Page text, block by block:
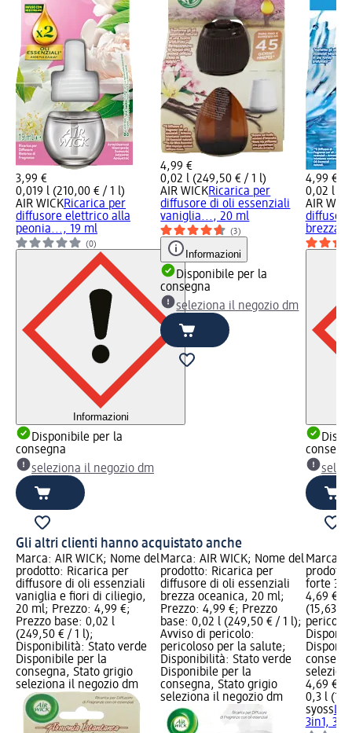
3,99 €
0,019 l (210,00 € / 1 l)
AIR WICKRicarica per
diffusore elettrico alla
peonia..., 19 ml
(0)
Informazioni
Disponibile per la
consegna
seleziona il negozio dm
4,99 €
0,02 l (249,50 € / 1 l)
AIR WICKRicarica per
diffusore di oli essenziali
vaniglia..., 20 ml
(3)
Informazioni
Disponibile per la
consegna
seleziona il negozio dm
4,99 €
0,02 l
AIR
Gli altri clienti hanno acquistato anche
Marca: AIR WICK; Nome del
prodotto: Ricarica per
diffusore di oli essenziali
vaniglia e fiori di ciliegio,
20 ml; Prezzo: 4,99 €;
Prezzo base: 0,02 l
(249,50 € / 1 l);
Disponibilità: Stato verde
Disponibile per la
consegna, Stato grigio
seleziona il negozio dm
Marca: AIR WICK; Nome del
prodotto: Ricarica per
diffusore di oli essenziali
brezza oceanica, 20 ml;
Prezzo: 4,99 €; Prezzo
base: 0,02 l (249,50 € / 1 l);
Avviso di pericolo:
pericoloso per la salute;
Disponibilità: Stato verde
Disponibile per la
consegna, Stato grigio
seleziona il negozio dm
Marca:
forte
4,69 €;
(15,63 €
4,69 €
0,3 l
syoss
3in1,